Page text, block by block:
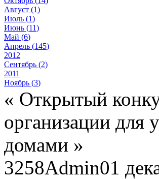
Август (1)
Июль (1)
Июнь (11)
Май (6)
Апрель (145)
2012
Сентябрь (2)
2011
Ноябрь (3)
« Открытый
организации для
домами »
3258Admin01